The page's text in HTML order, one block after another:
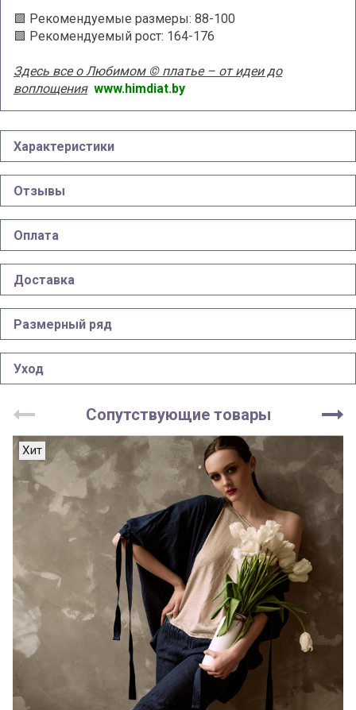
🟩 Рекомендуемые размеры: 88-100
🟩 Рекомендуемый рост: 164-176
Здесь все о Любимом © платье – от идеи до
воплощения www.himdiat.by
Характеристики
Отзывы
Оплата
Доставка
Размерный ряд
Уход
Сопутствующие товары
Хит